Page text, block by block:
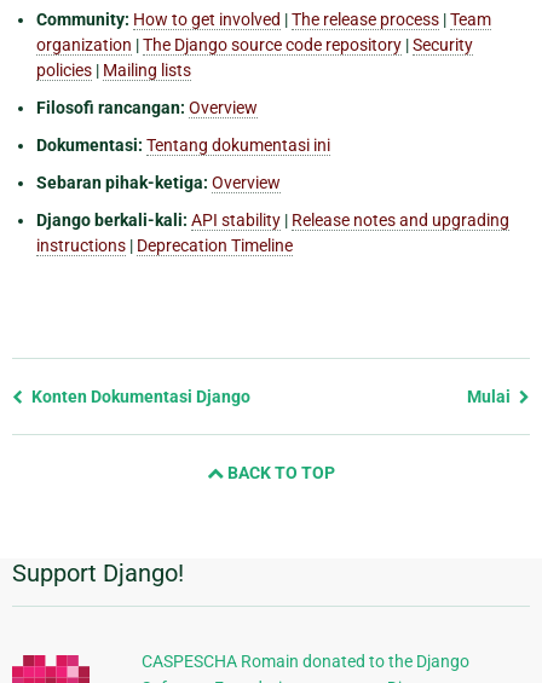
Community: How to get involved |The release process |Team
organization |The Django source code repository |Security
policies | Mailing lists
Filosofi rancangan: Overview
Dokumentasi: Tentang dokumentasi ini
Sebaran pihak-ketiga: Overview
Django berkali-kali: API stability | Release notes and upgrading
instructions | Deprecation Timeline
Previous
Konten Dokumentasi Django Mulai
BACK TO TOP
Informasi
Tambahan
Support Django!
CASPESCHA Romain donated to the Django